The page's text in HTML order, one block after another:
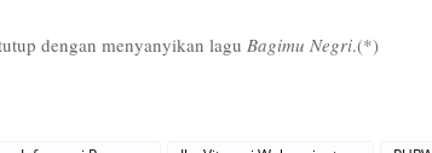
dengan menyanyikan lagu Bagimu Negri.(*)